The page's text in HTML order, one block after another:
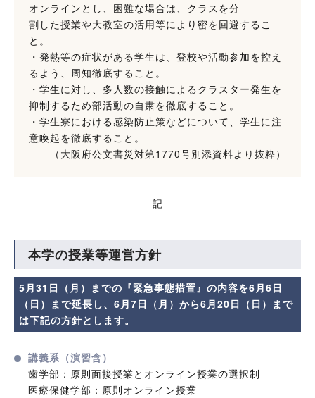
オンラインとし、困難な場合は、クラスを分
割した授業や大教室の活用等により密を回避するこ
と。
・発熱等の症状がある学生は、登校や活動参加を控え
るよう、周知徹底すること。
・学生に対し、多人数の接触によるクラスター発生を
抑制するため部活動の自粛を徹底すること。
・学生寮における感染防止策などについて、学生に注
意喚起を徹底すること。
（大阪府公文書災対第1770号別添資料より抜粋）
記
本学の授業等運営方針
5月31日（月）までの『緊急事態措置』の内容を6月6日
（日）まで延長し、6月7日（月）から6月20日（日）まで
は下記の方針とします。
講義系（演習含）
歯学部：原則面接授業とオンライン授業の選択制
医療保健学部：原則オンライン授業